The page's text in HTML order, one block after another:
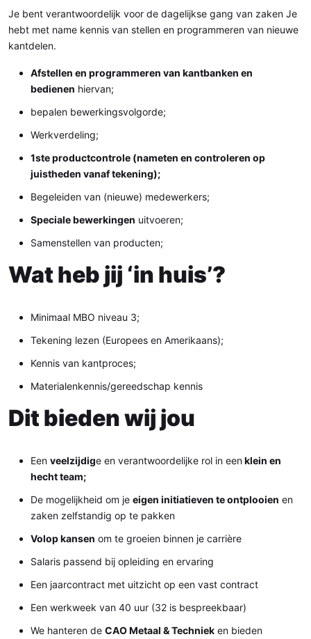
Je bent verantwoordelijk voor de dagelijkse gang van zaken Je
hebt met name kennis van stellen en programmeren van nieuwe
kantdelen.
Afstellen en programmeren van kantbanken en
bedienen hiervan;
bepalen bewerkingsvolgorde;
Werkverdeling;
1ste productcontrole (nameten en controleren op
juistheden vanaf tekening);
Begeleiden van (nieuwe) medewerkers;
Speciale bewerkingen uitvoeren;
Samenstellen van producten;
Wat heb jij ‘in huis’?
Minimaal MBO niveau 3;
Tekening lezen (Europees en Amerikaans);
Kennis van kantproces;
Materialenkennis/gereedschap kennis
Dit bieden wij jou
Een veelzijdige en verantwoordelijke rol in eenklein en
hecht team;
De mogelijkheid om je eigen initiatieven te ontplooien en
zaken zelfstandig op te pakken
Volop kansen om te groeien binnen je carrière
Salaris passend bij opleiding en ervaring
Een jaarcontract met uitzicht op een vast contract
Een werkweek van 40 uur (32 is bespreekbaar)
We hanteren de CAO Metaal & Techniek en bieden